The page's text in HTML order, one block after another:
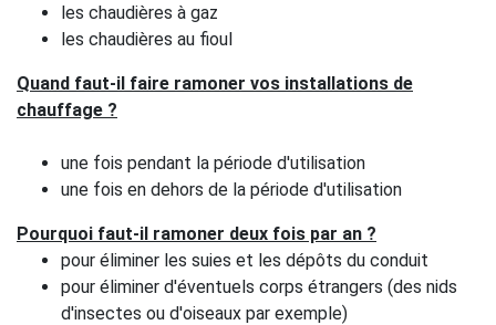
les chaudières à gaz
les chaudières au fioul
Quand faut-il faire ramoner vos installations de
chauffage ?
une fois pendant la période d'utilisation
une fois en dehors de la période d'utilisation
Pourquoi faut-il ramoner deux fois par an ?
pour éliminer les suies et les dépôts du conduit
pour éliminer d'éventuels corps étrangers (des nids
d'insectes ou d'oiseaux par exemple)